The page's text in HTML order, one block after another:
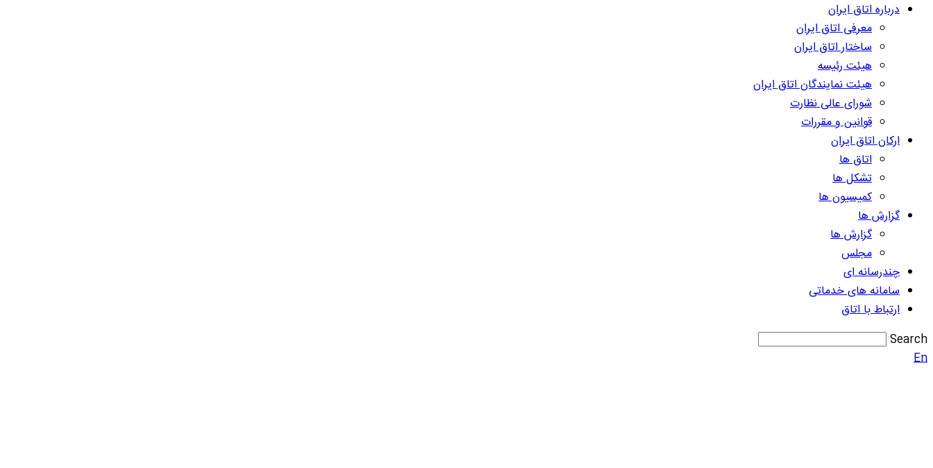
درباره اتاق ایران
معرفی اتاق ایران
ساختار اتاق ایران
هیئت رئیسه
هیئت نمایندگان اتاق ایران
شورای عالی نظارت
قوانین و مقررات
ارکان اتاق ایران
اتاق ها
تشکل ها
کمیسیون ها
گزارش ها
گزارش ها
مجلس
چندرسانه ای
سامانه های خدماتی
ارتباط با اتاق
Search
En